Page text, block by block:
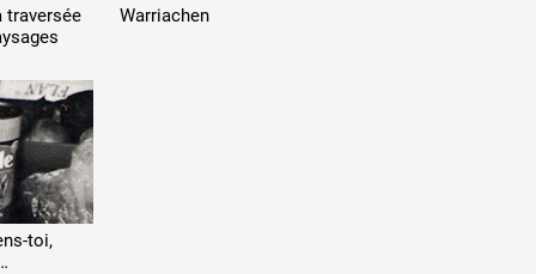
traversée
Warriachen
toi,